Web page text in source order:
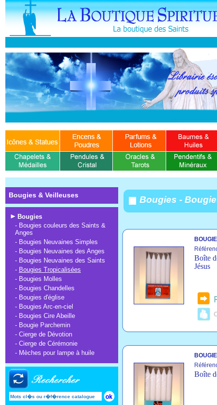
Bougies & Veilleuses
Bougies
- Bougies couleurs des Saints &
Anges
- Bougies Neuvaines Simples
- Bougies Neuvaines des Anges
- Bougies Neuvaines des Saints
- Bougies Tropicalisées
- Bougies Molles
- Bougies Chandelles
- Bougies d'église
- Bougies Arc-en-ciel
- Bougies Cire Abeille
- Bougie Parchemin
- Cierge de Dévotion
- Cierge de Cérémonie
- Mèches pour lampe à huile
Bougies -
Boîte
Jésus
Boîte